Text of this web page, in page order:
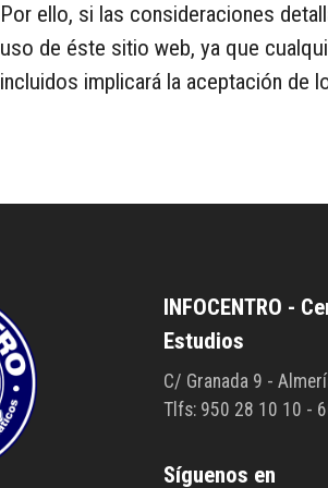
Por ello, si las consideraciones
uso de éste sitio web, ya que
incluidos implicará la aceptación de
INFOCENTRO -
Estudios
C/ Granada 9 -
Tlfs: 950 28 10 10 -
Síguenos en